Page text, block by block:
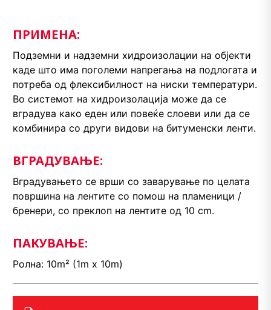
ПРИМЕНА:
Подземни и надземни хидроизолации на објекти
каде што има поголеми напрегања на подлогата и
потреба од флексибилност на ниски температури.
Во системот на хидроизолација може да се
вградува како еден или повеќе слоеви или да се
комбинира со други видови на битуменски ленти.
ВГРАДУВАЊЕ:
Вградувањето се врши со заварување по целата
површина на лентите со помош на пламеници /
бренери, со преклоп на лентите од 10 cm.
ПАКУВАЊЕ:
Ролна: 10m² (1m x 10m)